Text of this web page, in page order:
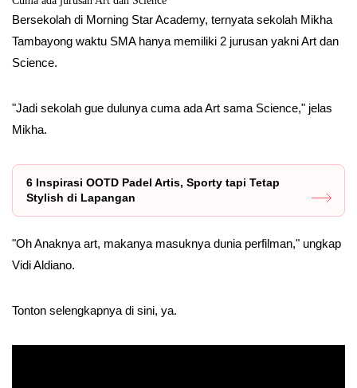
Bersekolah di Morning Star Academy, ternyata sekolah Mikha
Tambayong waktu SMA hanya memiliki 2 jurusan yakni Art dan
Science.
"Jadi sekolah gue dulunya cuma ada Art sama Science," jelas
Mikha.
6 Inspirasi OOTD Padel Artis, Sporty tapi Tetap
Stylish di Lapangan
"Oh Anaknya art, makanya masuknya dunia perfilman," ungkap
Vidi Aldiano.
Tonton selengkapnya di sini, ya.